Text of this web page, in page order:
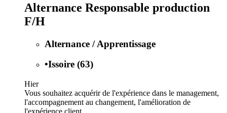
Alternance Responsable production
F/H
Alternance / Apprentissage
•Issoire (63)
Hier
Vous souhaitez acquérir de l'expérience dans le management,
l'accompagnement au changement, l'amélioration de
l'expérience client...